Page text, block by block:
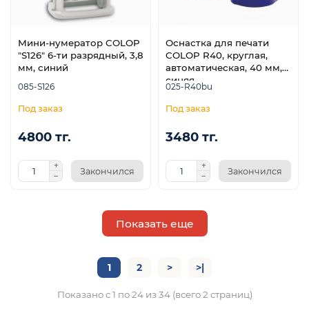
Мини-нумератор COLOP
"S126" 6-ти разрядный, 3,8
мм, синий
085-S126
4800 тг.
Закончился
Оснастка для печати
COLOP R40, круглая,
автоматическая, 40 мм,
синяя
025-R40bu
3480 тг.
Закончился
Показать еще
1 2 > >|
Показано с 1 по 24 из 34 (всего 2 страниц)